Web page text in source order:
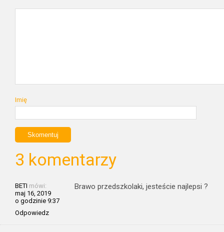
Imię
3 komentarzy
BETI mówi:
maj 16, 2019
o godzinie 9:37
Odpowiedz
Brawo przedszkolaki, jesteście najlepsi ?